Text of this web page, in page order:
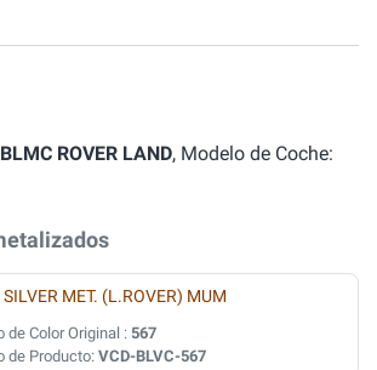
BLMC ROVER LAND, Modelo de Coche:
SILVER MET. (L.ROVER) MUM
de Color Original : 567
de Producto: VCD-BLVC-567